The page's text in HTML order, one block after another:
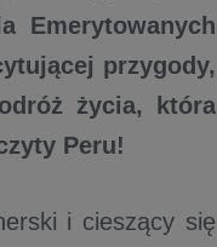
Emerytowanych
przygody,
życia, która
Peru!
i cieszący się